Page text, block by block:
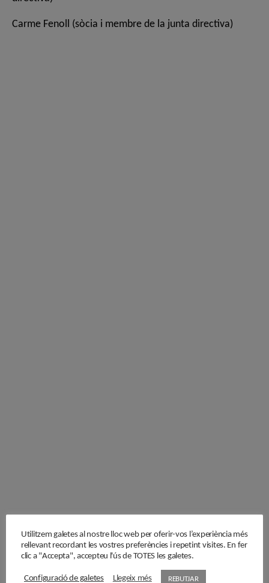
Carme Fenoll (sòcia i membre de la junta directiva)
Utilitzem galetes al nostre lloc web per oferir-vos l’experiència més
rellevant recordant les vostres preferències i repetint visites. En fer
clic a "Accepta", accepteu l'ús de TOTES les galetes.
Configuració de galetes Llegeix més REBUTJAR